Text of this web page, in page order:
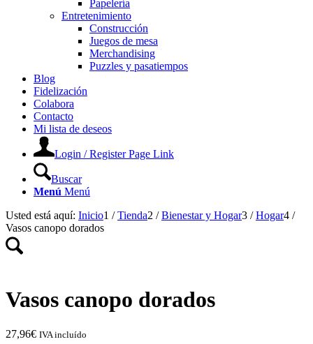
Papelería
Entretenimiento
Construcción
Juegos de mesa
Merchandising
Puzzles y pasatiempos
Blog
Fidelización
Colabora
Contacto
Mi lista de deseos
Login / Register Page Link
Buscar
Menú Menú
Usted está aquí: Inicio1 / Tienda2 / Bienestar y Hogar3 / Hogar4 /
Vasos canopo dorados
Vasos canopo dorados
27,96€ IVA incluído